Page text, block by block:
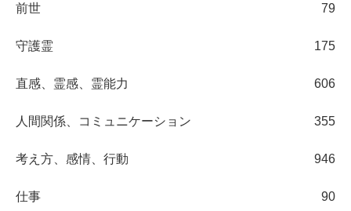
前世 79
守護霊 175
直感、霊感、霊能力 606
人間関係、コミュニケーション 355
考え方、感情、行動 946
仕事 90